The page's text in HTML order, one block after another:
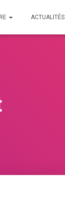
ACTUALITÉS